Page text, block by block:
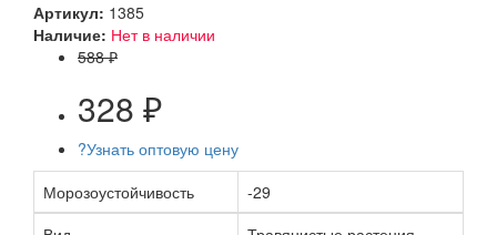
Артикул: 1385
Наличие: Нет в наличии
588 ₽
328 ₽
?Узнать оптовую цену
Морозоустойчивость
-29